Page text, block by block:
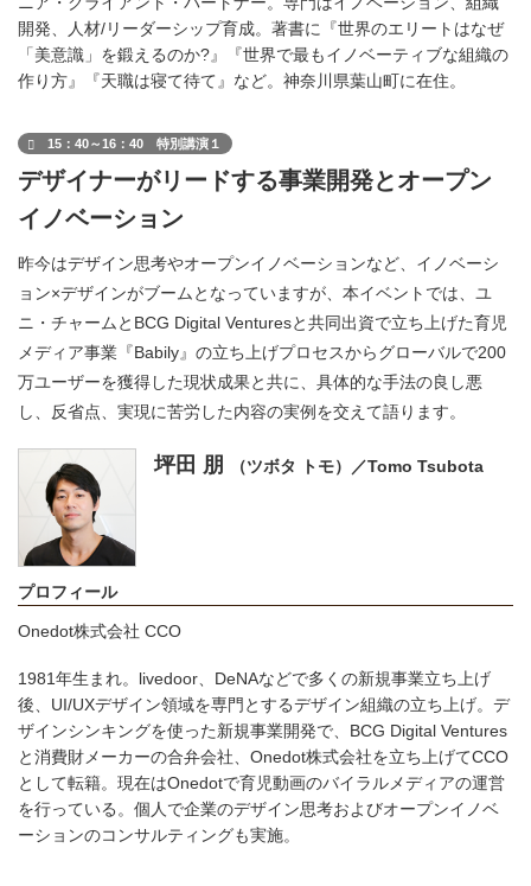
開発、人材/リーダーシップ育成。著書に『世界のエリートはなぜ
「美意識」を鍛えるのか?』『世界で最もイノベーティブな組織の
作り方』『天職は寝て待て』など。神奈川県葉山町に在住。
15：40～16：40 特別講演１
デザイナーがリードする事業開発とオープン
イノベーション
昨今はデザイン思考やオープンイノベーションなど、イノベーシ
ョン×デザインがブームとなっていますが、本イベントでは、ユ
ニ・チャームとBCG Digital Venturesと共同出資で立ち上げた育児
メディア事業『Babily』の立ち上げプロセスからグローバルで200
万ユーザーを獲得した現状成果と共に、具体的な手法の良し悪
し、反省点、実現に苦労した内容の実例を交えて語ります。
坪田 朋 （ツボタ トモ）／Tomo Tsubota
プロフィール
Onedot株式会社 CCO
1981年生まれ。livedoor、DeNAなどで多くの新規事業立ち上げ
後、UI/UXデザイン領域を専門とするデザイン組織の立ち上げ。デ
ザインシンキングを使った新規事業開発で、BCG Digital Ventures
と消費財メーカーの合弁会社、Onedot株式会社を立ち上げてCCO
として転籍。現在はOnedotで育児動画のバイラルメディアの運営
を行っている。個人で企業のデザイン思考およびオープンイノベ
ーションのコンサルティングも実施。